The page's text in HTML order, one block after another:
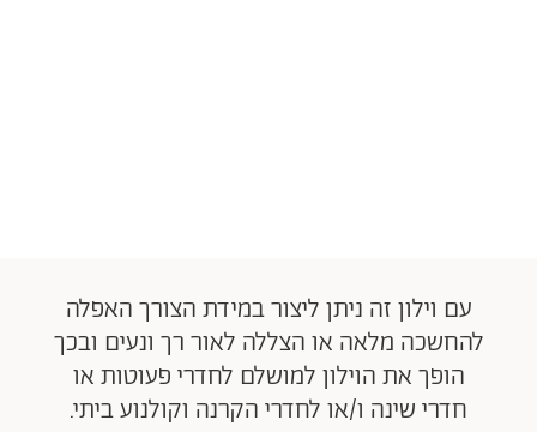
עם וילון זה ניתן ליצור במידת הצורך האפלה
להחשכה מלאה או הצללה לאור רך ונעים ובכך
הופך את הוילון למושלם לחדרי פעוטות או
חדרי שינה ו/או לחדרי הקרנה וקולנוע ביתי.